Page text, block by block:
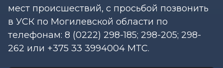
мест происшествий, с просьбой позвонить
в УСК по Могилевской области по
телефонам: 8 (0222) 298-185; 298-205; 298-
262 или +375 33 3994004 МТС.